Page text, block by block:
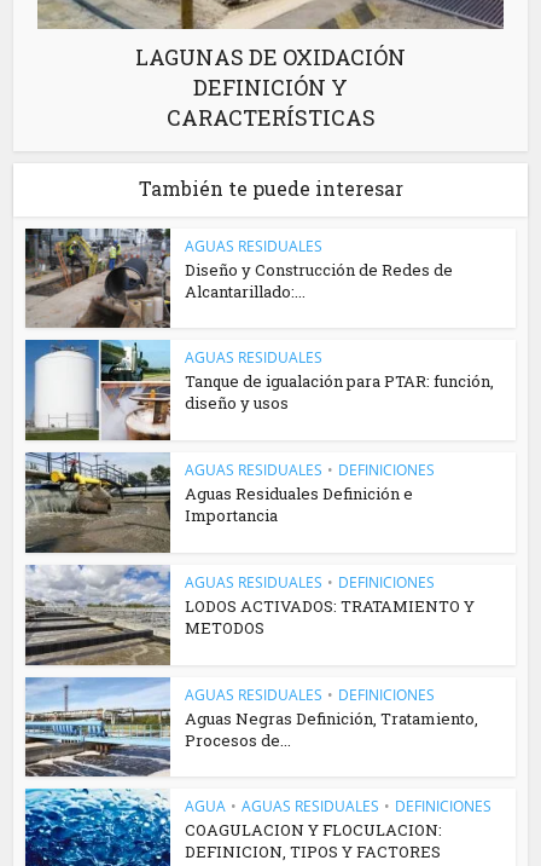
LAGUNAS DE OXIDACIÓN
DEFINICIÓN Y
CARACTERÍSTICAS
También te puede interesar
AGUAS RESIDUALES
Diseño y Construcción de Redes de
Alcantarillado:...
AGUAS RESIDUALES
Tanque de igualación para PTAR: función,
diseño y usos
AGUAS RESIDUALES • DEFINICIONES
Aguas Residuales Definición e
Importancia
AGUAS RESIDUALES • DEFINICIONES
LODOS ACTIVADOS: TRATAMIENTO Y
METODOS
AGUAS RESIDUALES • DEFINICIONES
Aguas Negras Definición, Tratamiento,
Procesos de...
AGUA • AGUAS RESIDUALES • DEFINICIONES
COAGULACION Y FLOCULACION:
DEFINICION, TIPOS Y FACTORES